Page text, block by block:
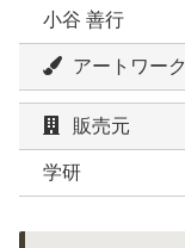
小谷 善行
アートワーク
販売元
学研